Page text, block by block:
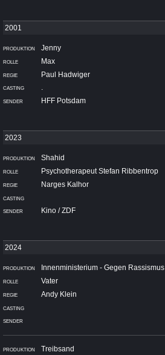
Jenny
Max
Paul Hadwiger
.
HFF Potsdam
Shahid
Psychotherapeut Stefan Ribbentrop
Narges Kalhor
Kino / ZDF
Innenministerium - Gegen Rassismus
Vater
Andy Klein
Treibsand